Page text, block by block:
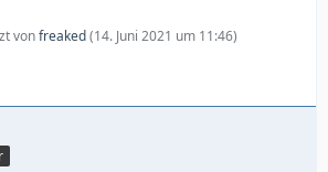
vonfreaked(14. Juni 2021 um 11:46)